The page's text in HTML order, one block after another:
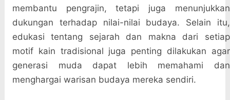
membantu pengrajin, tetapi juga menunjukkan
dukungan terhadap nilai-nilai budaya. Selain itu,
edukasi tentang sejarah dan makna dari setiap
motif kain tradisional juga penting dilakukan agar
generasi muda dapat lebih memahami dan
menghargai warisan budaya mereka sendiri.